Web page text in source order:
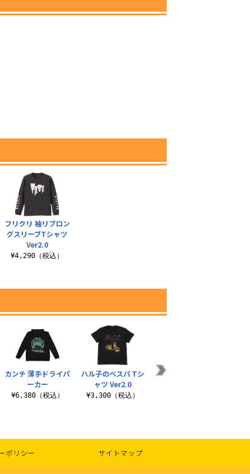
フリクリ 袖リブロン
グスリーブTシャツ
Ver2.0
¥4,290（税込）
カンチ 薄手ドライパ
ーカー
¥6,380（税込）
ハル子のベスパ Tシ
ャツ Ver2.0
¥3,300（税込）
ポリシー サイトマップ